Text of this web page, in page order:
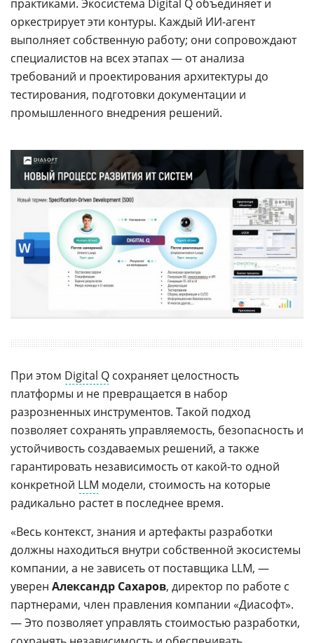
практиками. Экосистема Digital Q объединяет и
оркестрирует эти контуры. Каждый ИИ-агент
выполняет собственную работу; они сопровождают
специалистов на всех этапах — от анализа
требований и проектирования архитектуры до
тестирования, подготовки документации и
промышленного внедрения решений.
При этом Digital Q сохраняет целостность
платформы и не превращается в набор
разрозненных инструментов. Такой подход
позволяет сохранять управляемость, безопасность и
устойчивость создаваемых решений, а также
гарантировать независимость от какой-то одной
конкретной LLM модели, стоимость на которые
радикально растет в последнее время.
«Весь контекст, знания и артефакты разработки
должны находиться внутри собственной экосистемы
компании, а не зависеть от поставщика LLM, —
уверен Александр Сахаров, директор по работе с
партнерами, член правления компании «Диасофт».
— Это позволяет управлять стоимостью разработки,